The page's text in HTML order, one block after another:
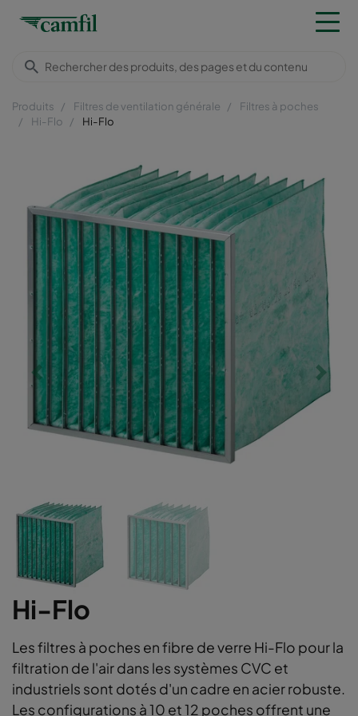
Produits Filtres de ventilation générale
Filtres à poches
Hi-Flo
Hi-Flo
Hi-Flo
Les filtres à poches en fibre de verre Hi-Flo pour la
filtration de l'air dans les systèmes CVC et
industriels sont dotés d'un cadre en acier robuste.
Les configurations à 10 et 12 poches offrent une